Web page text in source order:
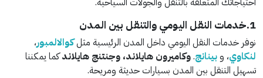
1.خدمات النقل اليومي والتنقل بين المدن
نوفر خدمات النقل اليومي داخل المدن الرئيسية مثلكوالالمبور،
لنكاوي، وبينانج.وكاميرون هايلاند، وجنتنج هايلاندكما يمكننا
تسهيل التنقل بين المدن بسيارات حديثة ومريحة.